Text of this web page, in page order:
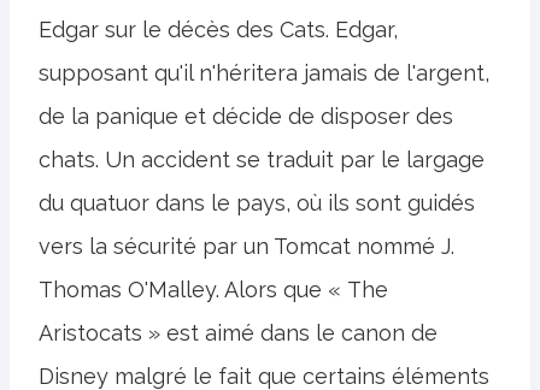
Edgar sur le décès des Cats. Edgar,
supposant qu'il n'héritera jamais de l'argent,
de la panique et décide de disposer des
chats. Un accident se traduit par le largage
du quatuor dans le pays, où ils sont guidés
vers la sécurité par un Tomcat nommé J.
Thomas O'Malley. Alors que « The
Aristocats » est aimé dans le canon de
Disney malgré le fait que certains éléments